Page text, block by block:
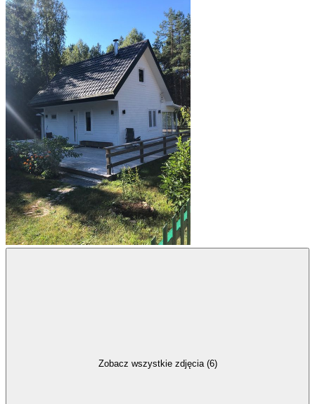
Zobacz wszystkie zdjęcia (6)